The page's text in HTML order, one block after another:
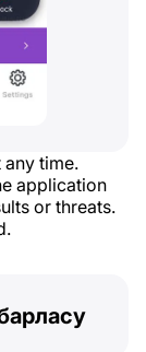
time.
application
or threats.